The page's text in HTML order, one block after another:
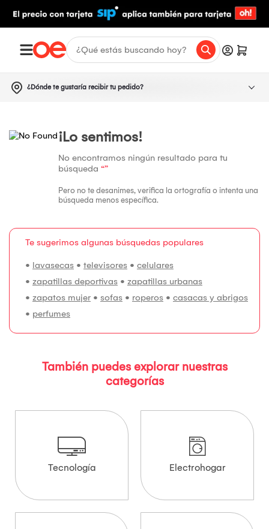
¿Dónde te gustaría recibir tu pedido?
¡Lo sentimos!
No encontramos ningún resultado para tu
búsqueda “”
Pero no te desanimes, verifica la ortografía o intenta una
búsqueda menos específica.
Te sugerimos algunas búsquedas populares
• lavasecas • televisores • celulares
• zapatillas deportivas • zapatillas urbanas
• zapatos mujer • sofas • roperos • casacas y abrigos
• perfumes
También puedes explorar nuestras
categorías
Tecnología Electrohogar